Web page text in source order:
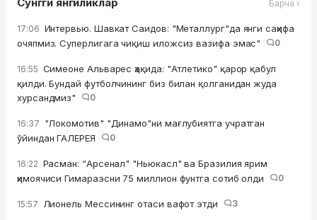
Сўнгги янгиликлар Барча ›
17:06 Интервью. Шавкат Саидов: "Металлург"да янги саҳифа
очяпмиз. Суперлигага чиқиш иложсиз вазифа эмас"
0
16:55 Симеоне Альварес ҳақида: "Атлетико" қарор қабул
қилди. Бундай футболчининг биз билан қолганидан жуда
хурсандмиз"
0
16:37 "Локомотив" "Динамо"ни мағлубиятга учратган
ўйиндан ГАЛЕРЕЯ
0
16:22 Расман: “Арсенал" "Ньюкасл" ва Бразилия ярим
ҳимоячиси Гимараэсни 75 миллион фунтга сотиб олди
0
15:57 Лионель Мессининг отаси вафот этди 3